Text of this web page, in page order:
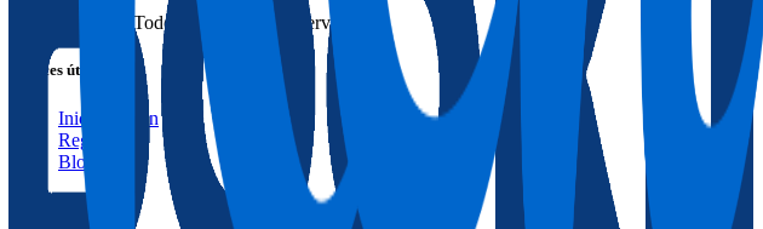
© 2025 Dygav. Todos los derechos reservados.
Enlaces útiles
Iniciar sesión
Registrarse
Blog